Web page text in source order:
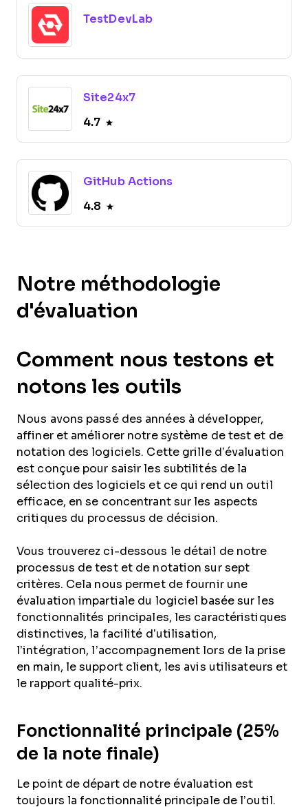
TestDevLab
Site24x7
4.7
GitHub Actions
4.8
Notre méthodologie
d'évaluation
Comment nous testons et
notons les outils
Nous avons passé des années à développer,
affiner et améliorer notre système de test et de
notation des logiciels. Cette grille d’évaluation
est conçue pour saisir les subtilités de la
sélection des logiciels et ce qui rend un outil
efficace, en se concentrant sur les aspects
critiques du processus de décision.
Vous trouverez ci-dessous le détail de notre
processus de test et de notation sur sept
critères. Cela nous permet de fournir une
évaluation impartiale du logiciel basée sur les
fonctionnalités principales, les caractéristiques
distinctives, la facilité d’utilisation,
l’intégration, l’accompagnement lors de la prise
en main, le support client, les avis utilisateurs et
le rapport qualité-prix.
Fonctionnalité principale (25%
de la note finale)
Le point de départ de notre évaluation est
toujours la fonctionnalité principale de l’outil.